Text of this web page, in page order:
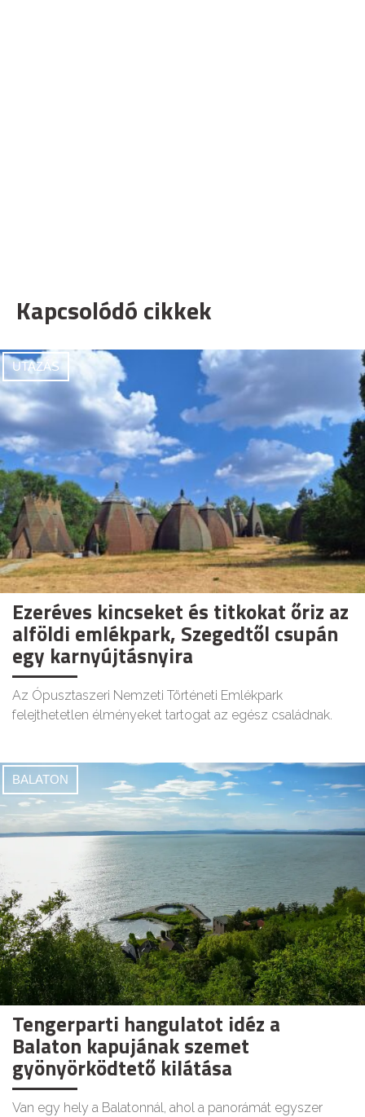
Kapcsolódó cikkek
UTAZÁS
Ezeréves kincseket és titkokat őriz az
alföldi emlékpark, Szegedtől csupán
egy karnyújtásnyira
Az Ópusztaszeri Nemzeti Történeti Emlékpark
felejthetetlen élményeket tartogat az egész családnak.
BALATON
Tengerparti hangulatot idéz a
Balaton kapujának szemet
gyönyörködtető kilátása
Van egy hely a Balatonnál, ahol a panorámát egyszer